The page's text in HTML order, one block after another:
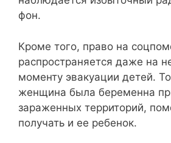
фон.
Кроме того, право на
распространяется даже на
моменту эвакуации детей.
женщина была беременна
зараженных территорий,
получать и ее ребенок.